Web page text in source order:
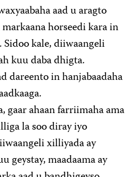
aad u aragto
horseedi kara in
kale, diiwaangeli
kuu daba dhigta.
dareento in hanjabaadaha
gaar ahaan farriimaha ama
la soo diray iyo
xilliyada ay
geystay, maadaama ay